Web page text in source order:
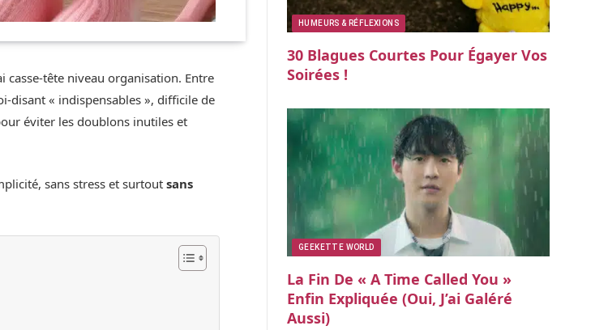
casse-tête niveau organisation. Entre
disant « indispensables », difficile de
éviter les doublons inutiles et
sans stress et surtoutsans
HUMEURS & RÉFLEXIONS
30 Blagues Courtes Pour Égayer Vos
Soirées !
GEEKETTE WORLD
La Fin De « A Time Called You »
Enfin Expliquée (oui, J’ai Galéré
Aussi)